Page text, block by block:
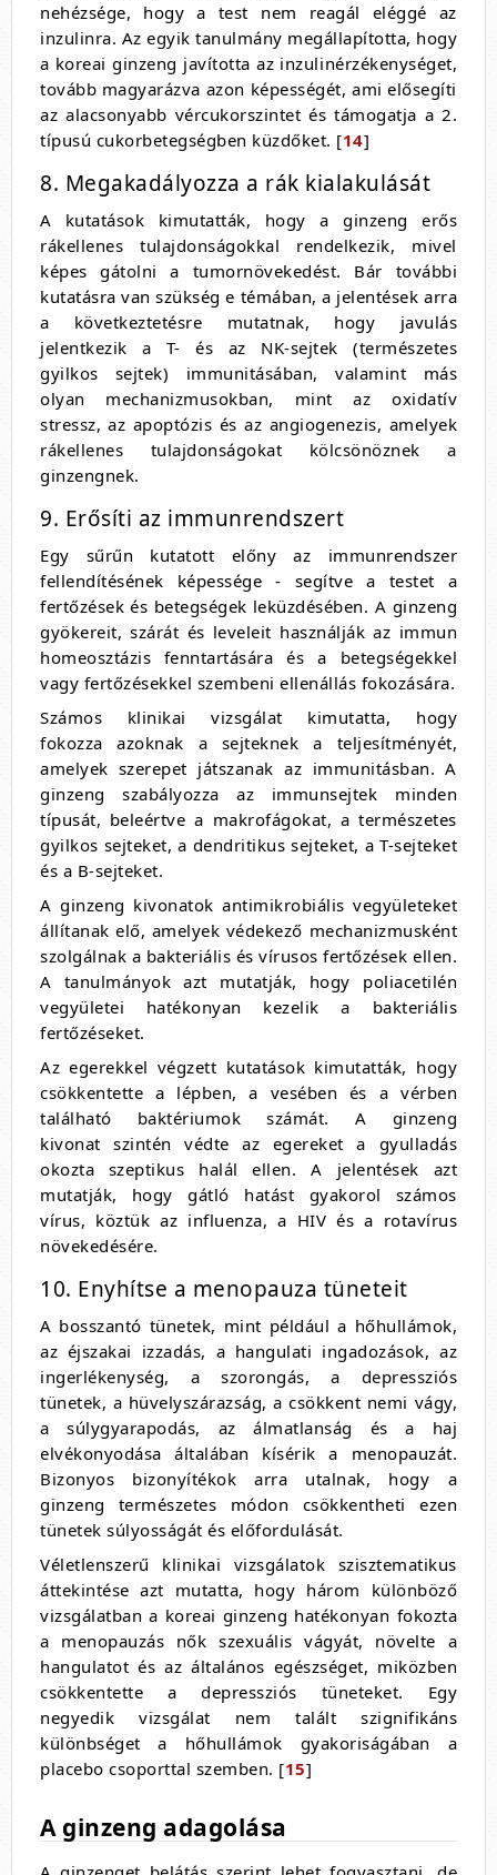
nehézsége, hogy a test nem reagál eléggé az
inzulinra. Az egyik tanulmány megállapította, hogy
a koreai ginzeng javította az inzulinérzékenységet,
tovább magyarázva azon képességét, ami elősegíti
az alacsonyabb vércukorszintet és támogatja a 2.
típusú cukorbetegségben küzdőket. [14]
8. Megakadályozza a rák kialakulását
A kutatások kimutatták, hogy a ginzeng erős
rákellenes tulajdonságokkal rendelkezik, mivel
képes gátolni a tumornövekedést. Bár további
kutatásra van szükség e témában, a jelentések arra
a következtetésre mutatnak, hogy javulás
jelentkezik a T- és az NK-sejtek (természetes
gyilkos sejtek) immunitásában, valamint más
olyan mechanizmusokban, mint az oxidatív
stressz, az apoptózis és az angiogenezis, amelyek
rákellenes tulajdonságokat kölcsönöznek a
ginzengnek.
9. Erősíti az immunrendszert
Egy sűrűn kutatott előny az immunrendszer
fellendítésének képessége - segítve a testet a
fertőzések és betegségek leküzdésében. A ginzeng
gyökereit, szárát és leveleit használják az immun
homeosztázis fenntartására és a betegségekkel
vagy fertőzésekkel szembeni ellenállás fokozására.
Számos klinikai vizsgálat kimutatta, hogy
fokozza azoknak a sejteknek a teljesítményét,
amelyek szerepet játszanak az immunitásban. A
ginzeng szabályozza az immunsejtek minden
típusát, beleértve a makrofágokat, a természetes
gyilkos sejteket, a dendritikus sejteket, a T-sejteket
és a B-sejteket.
A ginzeng kivonatok antimikrobiális vegyületeket
állítanak elő, amelyek védekező mechanizmusként
szolgálnak a bakteriális és vírusos fertőzések ellen.
A tanulmányok azt mutatják, hogy poliacetilén
vegyületei hatékonyan kezelik a bakteriális
fertőzéseket.
Az egerekkel végzett kutatások kimutatták, hogy
csökkentette a lépben, a vesében és a vérben
található baktériumok számát. A ginzeng
kivonat szintén védte az egereket a gyulladás
okozta szeptikus halál ellen. A jelentések azt
mutatják, hogy gátló hatást gyakorol számos
vírus, köztük az influenza, a HIV és a rotavírus
növekedésére.
10. Enyhítse a menopauza tüneteit
A bosszantó tünetek, mint például a hőhullámok,
az éjszakai izzadás, a hangulati ingadozások, az
ingerlékenység, a szorongás, a depressziós
tünetek, a hüvelyszárazság, a csökkent nemi vágy,
a súlygyarapodás, az álmatlanság és a haj
elvékonyodása általában kísérik a menopauzát.
Bizonyos bizonyítékok arra utalnak, hogy a
ginzeng természetes módon csökkentheti ezen
tünetek súlyosságát és előfordulását.
Véletlenszerű klinikai vizsgálatok szisztematikus
áttekintése azt mutatta, hogy három különböző
vizsgálatban a koreai ginzeng hatékonyan fokozta
a menopauzás nők szexuális vágyát, növelte a
hangulatot és az általános egészséget, miközben
csökkentette a depressziós tüneteket. Egy
negyedik vizsgálat nem talált szignifikáns
különbséget a hőhullámok gyakoriságában a
placebo csoporttal szemben. [15]
A ginzeng adagolása